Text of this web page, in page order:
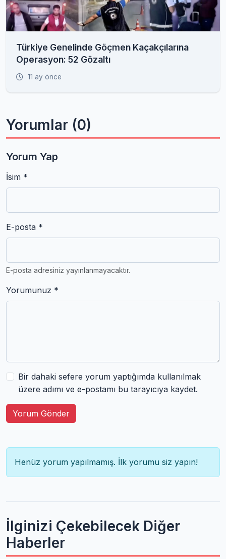
Türkiye Genelinde Göçmen Kaçakçılarına
Operasyon: 52 Gözaltı
11 ay önce
Yorumlar (0)
Yorum Yap
İsim *
E-posta *
E-posta adresiniz yayınlanmayacaktır.
Yorumunuz *
Bir dahaki sefere yorum yaptığımda kullanılmak
üzere adımı ve e-postamı bu tarayıcıya kaydet.
Yorum Gönder
Henüz yorum yapılmamış. İlk yorumu siz yapın!
İlginizi Çekebilecek Diğer
Haberler